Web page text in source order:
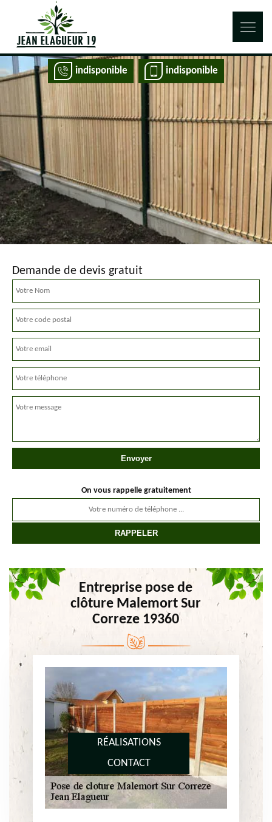
indisponible indisponible
RÉALISATIONS
CONTACT
Demande de devis gratuit
On vous rappelle gratuitement
Entreprise pose de
clôture Malemort Sur
Correze 19360